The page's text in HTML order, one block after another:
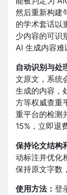
然后重新构建
的学术套话以
少内容的可识
AI 生成内容难
自动识别与处
文原文，系统
生成的内容，
方等权威查重
重平台的检测
15%，立即退费
保持论文结构
动标注并优化
保持原文字数
使用方法： 登